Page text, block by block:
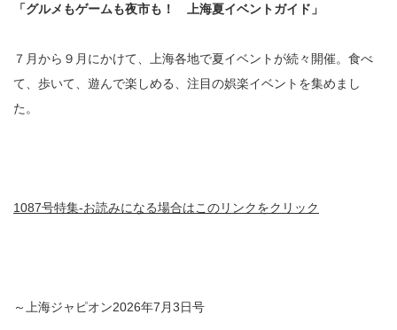
「グルメもゲームも夜市も！ 上海夏イベントガイド」
７月から９月にかけて、上海各地で夏イベントが続々開催。食べ
て、歩いて、遊んで楽しめる、注目の娯楽イベントを集めまし
た。
1087号特集-お読みになる場合はこのリンクをクリック
～上海ジャピオン2026年7 月3日号